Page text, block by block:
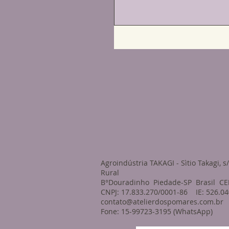
Agroindústria TAKAGI - Sìtio Takagi,
Rural
B°Douradinho Piedade-SP Brasil
CNPJ: 17.833.270/0001-86 IE:
contato@atelierdospomares.com.br
Fone: 15-99723-3195 (WhatsApp)